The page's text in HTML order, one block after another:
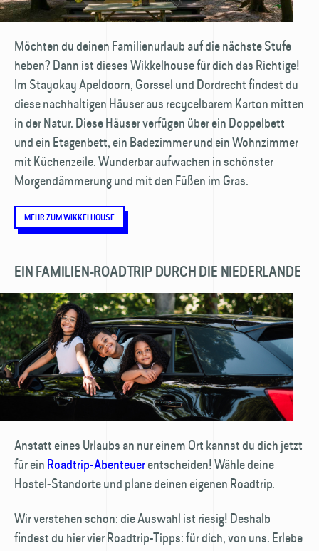
Möchten du deinen Familienurlaub auf die nächste Stufe
heben? Dann ist dieses Wikkelhouse für dich das Richtige!
Im Stayokay Apeldoorn, Gorssel und Dordrecht findest du
diese nachhaltigen Häuser aus recycelbarem Karton mitten
in der Natur. Diese Häuser verfügen über ein Doppelbett
und ein Etagenbett, ein Badezimmer und ein Wohnzimmer
mit Küchenzeile. Wunderbar aufwachen in schönster
Morgendämmerung und mit den Füßen im Gras.
MEHR ZUM WIKKELHOUSE
EIN FAMILIEN-ROADTRIP DURCH DIE NIEDERLANDE
Anstatt eines Urlaubs an nur einem Ort kannst du dich jetzt
für ein Roadtrip-Abenteuerentscheiden! Wähle deine
Hostel-Standorte und plane deinen eigenen Roadtrip.
Wir verstehen schon: die Auswahl ist riesig! Deshalb
findest du hier vier Roadtrip-Tipps: für dich, von uns. Erlebe